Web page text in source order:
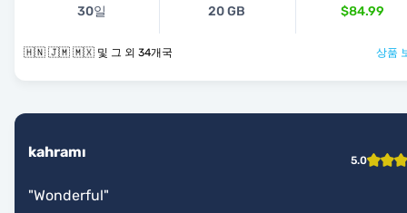
30일 20 GB $84.99
🇭🇳 🇯🇲 🇲🇽 및 그 외 34개국 상품
kahramı 5.0
"Wonderful"